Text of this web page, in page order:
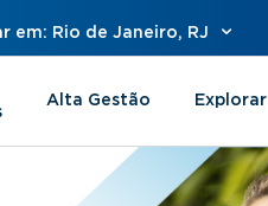
em: Rio de Janeiro, RJ
Alta Gestão Explorar